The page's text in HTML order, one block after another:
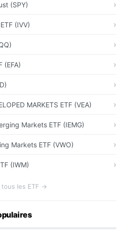
(SPY)
(IVV)
(EFA)
MARKETS ETF (VEA)
Markets ETF (IEMG)
Markets ETF (VWO)
(IWM)
tous les ETF →